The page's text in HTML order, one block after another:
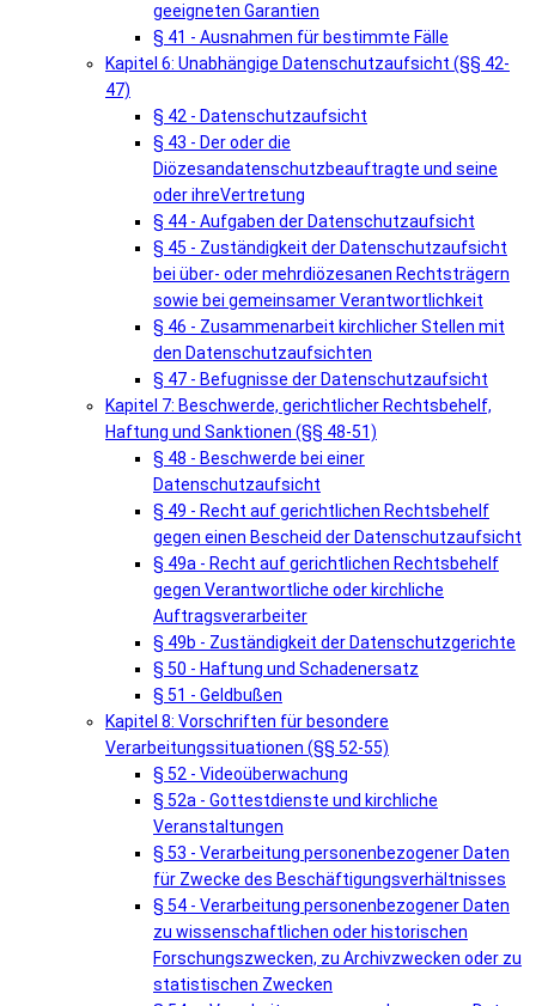
geeigneten Garantien
§ 41 - Ausnahmen für bestimmte Fälle
Kapitel 6: Unabhängige Datenschutzaufsicht (§§ 42-
47)
§ 42 - Datenschutzaufsicht
§ 43 - Der oder die
Diözesandatenschutzbeauftragte und seine
oder ihreVertretung
§ 44 - Aufgaben der Datenschutzaufsicht
§ 45 - Zuständigkeit der Datenschutzaufsicht
bei über- oder mehrdiözesanen Rechtsträgern
sowie bei gemeinsamer Verantwortlichkeit
§ 46 - Zusammenarbeit kirchlicher Stellen mit
den Datenschutzaufsichten
§ 47 - Befugnisse der Datenschutzaufsicht
Kapitel 7: Beschwerde, gerichtlicher Rechtsbehelf,
Haftung und Sanktionen (§§ 48-51)
§ 48 - Beschwerde bei einer
Datenschutzaufsicht
§ 49 - Recht auf gerichtlichen Rechtsbehelf
gegen einen Bescheid der Datenschutzaufsicht
§ 49a - Recht auf gerichtlichen Rechtsbehelf
gegen Verantwortliche oder kirchliche
Auftragsverarbeiter
§ 49b - Zuständigkeit der Datenschutzgerichte
§ 50 - Haftung und Schadenersatz
§ 51 - Geldbußen
Kapitel 8: Vorschriften für besondere
Verarbeitungssituationen (§§ 52-55)
§ 52 - Videoüberwachung
§ 52a - Gottestdienste und kirchliche
Veranstaltungen
§ 53 - Verarbeitung personenbezogener Daten
für Zwecke des Beschäftigungsverhältnisses
§ 54 - Verarbeitung personenbezogener Daten
zu wissenschaftlichen oder historischen
Forschungszwecken, zu Archivzwecken oder zu
statistischen Zwecken